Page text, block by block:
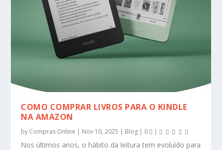
COMO COMPRAR LIVROS PARA O KINDLE
NA AMAZON
by Compras Online | Nov 10, 2025 | Blog | 0 |
Nos últimos anos, o hábito da leitura tem evoluído para